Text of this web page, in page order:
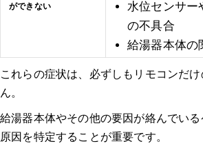
その他の体験談はこちらから！
メーカーから探す
住まいから探す
ができない
水位センサー
の不具合
給湯器本体の
これらの症状は、必ずしもリモコンだ
ん。
給湯器本体やその他の要因が絡んでいる
原因を特定することが重要です。